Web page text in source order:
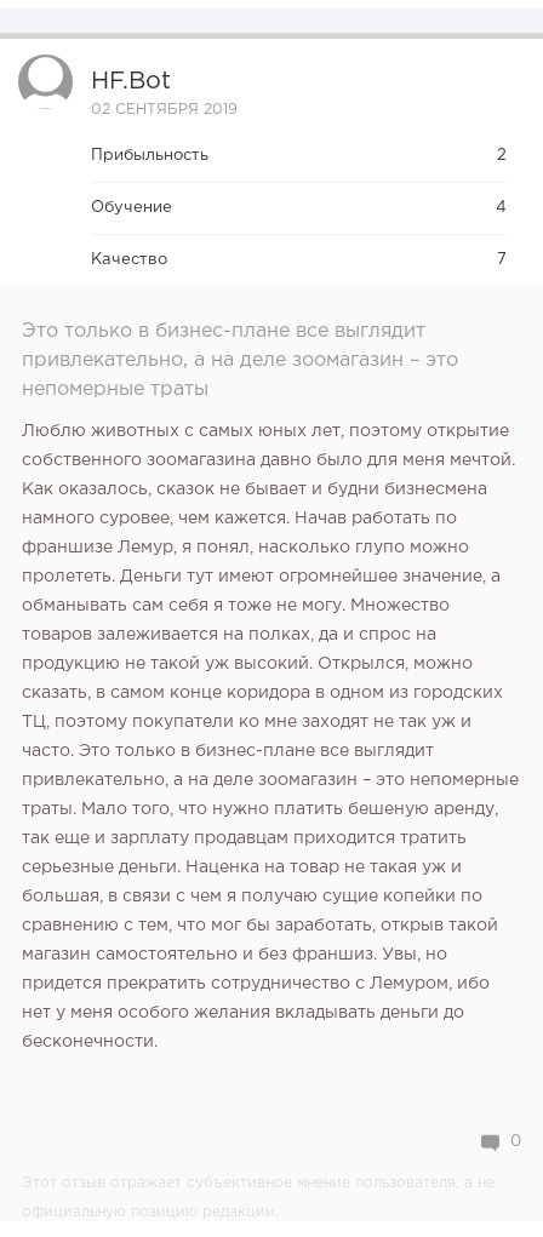
HF.bot
02 СЕНТЯБРЯ 2019
Прибыльность 2
Обучение 4
Качество 7
Это только в бизнес-плане все выглядит
привлекательно, а на деле зоомагазин – это
непомерные траты
Люблю животных с самых юных лет, поэтому открытие
собственного зоомагазина давно было для меня мечтой.
Как оказалось, сказок не бывает и будни бизнесмена
намного суровее, чем кажется. Начав работать по
франшизе Лемур, я понял, насколько глупо можно
пролететь. Деньги тут имеют огромнейшее значение, а
обманывать сам себя я тоже не могу. Множество
товаров залеживается на полках, да и спрос на
продукцию не такой уж высокий. Открылся, можно
сказать, в самом конце коридора в одном из городских
ТЦ, поэтому покупатели ко мне заходят не так уж и
часто. Это только в бизнес-плане все выглядит
привлекательно, а на деле зоомагазин – это непомерные
траты. Мало того, что нужно платить бешеную аренду,
так еще и зарплату продавцам приходится тратить
серьезные деньги. Наценка на товар не такая уж и
большая, в связи с чем я получаю сущие копейки по
сравнению с тем, что мог бы заработать, открыв такой
магазин самостоятельно и без франшиз. Увы, но
придется прекратить сотрудничество с Лемуром, ибо
нет у меня особого желания вкладывать деньги до
бесконечности.
0
Этот отзыв отражает субъективное мнение пользователя, а не
официальную позицию редакции.